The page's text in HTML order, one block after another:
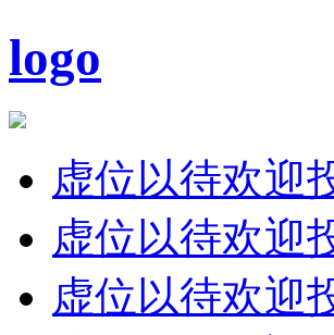
logo
虚位以待欢迎
虚位以待欢迎
虚位以待欢迎